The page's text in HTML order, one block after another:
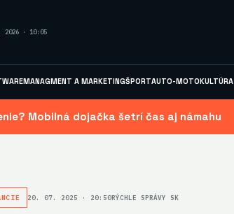
2026 · 10:05
MANAGMENT A MARKETINGŠPORTAUTO-MOTOKULTÚRA
Mobilná dojačka šetrí čas aj námahu
20. 07. 2025 · 20:50RÝCHLE SPRÁVY SK